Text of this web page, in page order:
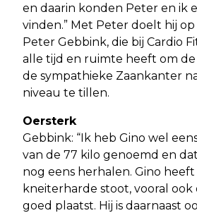
en daarin konden Peter en ik
vinden.” Met Peter doelt hij
Peter Gebbink, die bij Cardio
alle tijd en ruimte heeft om de
de sympathieke Zaankanter
niveau te tillen.
Oersterk
Gebbink: “Ik heb Gino wel
van de 77 kilo genoemd en
nog eens herhalen. Gino heeft
kneiterharde stoot, vooral ook
goed plaatst. Hij is daarnaast